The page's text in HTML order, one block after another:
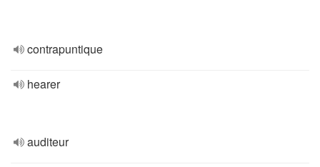
contrapuntique
hearer
auditeur